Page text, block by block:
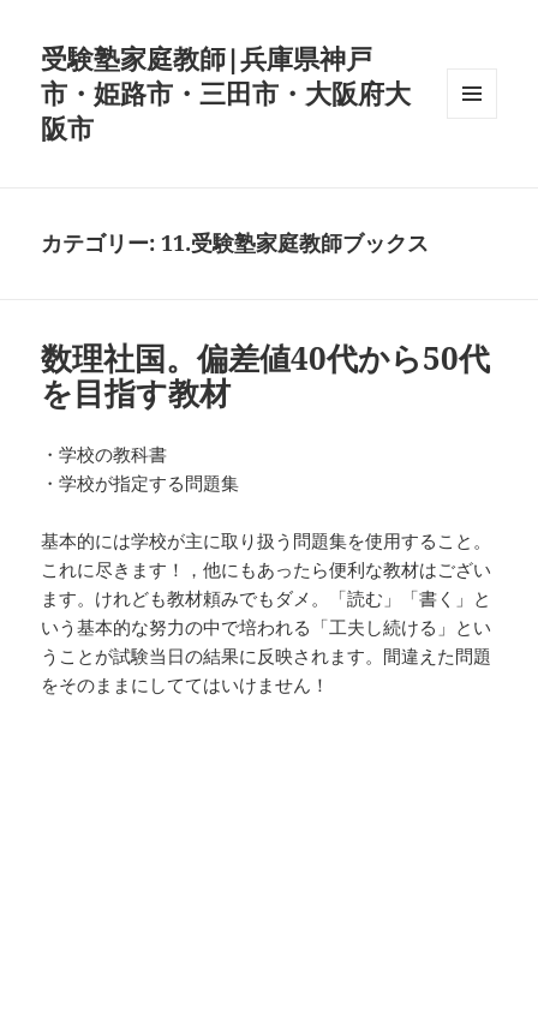
受験塾家庭教師|兵庫県神戸
市・姫路市・三田市・大阪府大
阪市
カテゴリー: 11.受験塾家庭教師ブックス
数理社国。偏差値40代から50代
を目指す教材
・学校の教科書
・学校が指定する問題集
基本的には学校が主に取り扱う問題集を使用すること。
これに尽きます！，他にもあったら便利な教材はござい
ます。けれども教材頼みでもダメ。「読む」「書く」と
いう基本的な努力の中で培われる「工夫し続ける」とい
うことが試験当日の結果に反映されます。間違えた問題
をそのままにしててはいけません！